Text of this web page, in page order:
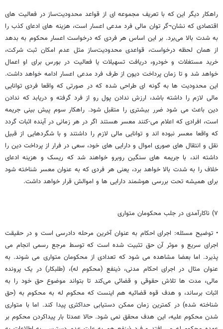
راهکار دیگر این که با تعریف مجموعه ای از قواعد محدودیت‌ساز در فعالیت های
اقتصادی که نشان¬گر توان مالی فرد مدعی اعسار است، هزینه های ادعای کذب را
به شدت بالا می‌برد. بر این اساس هر فردی که درخواست اعسار محکوم به بدهد
از همان لحظه درخواست، قواعدی محدودیت‌ساز مثل عدم امکان ثبت شرکت،
خرید مستغلات و خودرو، دریافت تسهیلات یا فعالیت در بورس برای او اعمال
خواهد شد و تا زمان پرداخت دیون از طرف فرد مدعی اعسار ادامه خواهد داشت.
این محدودیت ها به گونه ای طراحی شده که در صورتی که واقعا فردی توانایی
مالی لازم را داشته باشد، ارزش ندادن پول رو از فرد گرفته و دریابد که ندادن
دین باعث می شود ضرر بیشتری را متقبل شود. راهکار سوم پیش بینی جریمه
است، افرادی که اعلام می-کنند معسر هستند اگر در هر زمانی در آینده اثبات گردد
که واقعا معسر نبوده اند و توانایی مالی لازم را داشتند و با شگردهایی از قبیل
نقل و انتقال های صوری اموال و دارایی های خود، سعی در فرار از پرداخت دین را
داشته اند، با جریمه های سنگین روبرو خواهند شد که ریسک و هزینه ادعای
خلاف را به شدت بالا خواهد برد، یعنی هر فردی که به عنوان معسر شناخته شود
برای همیشه تحت بررسی هوشمند دارایی ها و اموالش قرار خواهد داشت.
۷) ناکارآمدی در جلب محکومان متواری
• توضیح مسئله: اجرای احکام به عنوان آخرین مرحله دادرسی است و در حقیقت
اجرای سریع و موثر آن حق تثبیت شده است که توسط مرجع رسمی انجام می
پذیرد. اما بعضا مشاهده می شود که تعدادی از محکومان متواری می شوند. به
عنوان مثال در اجرای احکام مدنی، ذینفع (محکوم له)، (طلبکار) در یک پرونده
مالی، مدت ها تلاش حقوقی و قضائی می‌کند تا بتواند موضوع حق خود را به
اثبات برساند، و هدف قوه قضائیه هم اینست که محکوم له به محکوم به (حق
شناخته شده) در کمترین زمان ممکن دستیابی حداکثری پیدا کند. اما با متواری
شدن محکوم علیه، این هدف محقق نمی شود. حالا عمدتا بار پیداکردن محکوم بر